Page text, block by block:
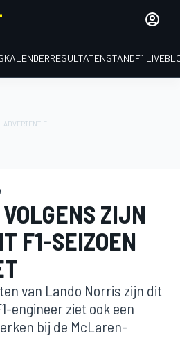
KALENDERRESULTATENSTANDF1
ZIJN
F1-SEIZOEN
van Lando Norris zijn dit
engineer ziet ook een
bij de McLaren-